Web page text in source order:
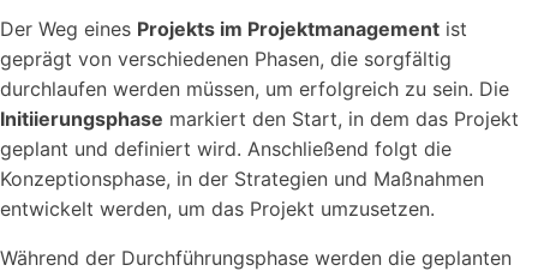
KostenloseRechner
Einfache Werte berechnen mit unseren Rechnern...
Der Weg eines Projekts im Projektmanagement ist
geprägt von verschiedenen Phasen, die sorgfältig
durchlaufen werden müssen, um erfolgreich zu sein. Die
Initiierungsphase markiert den Start, in dem das Projekt
geplant und definiert wird. Anschließend folgt die
Konzeptionsphase, in der Strategien und Maßnahmen
entwickelt werden, um das Projekt umzusetzen.
Während der Durchführungsphase werden die geplanten